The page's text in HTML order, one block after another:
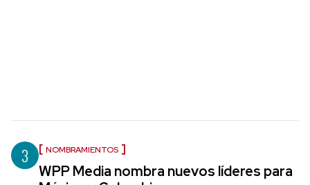
3 NOMBRAMIENTOS
WPP Media nombra nuevos líderes para